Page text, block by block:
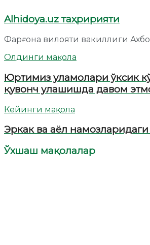
Alhidoya.uz таҳририяти
Фарғона вилояти вакиллиги
Олдинги мақола
Юртимиз уламолари ўксик
қувонч улашишда давом
Кейинги мақола
Эркак ва аёл
Ўхшаш мақолалар